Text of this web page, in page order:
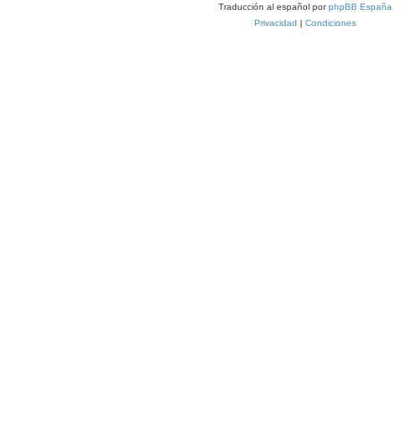
Traducción al español porphpBB España
Privacidad | Condiciones